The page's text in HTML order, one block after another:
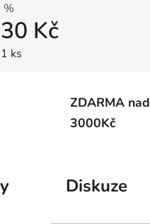
%
Kč
ks
ZDARMA nad
3000Kč
Diskuze